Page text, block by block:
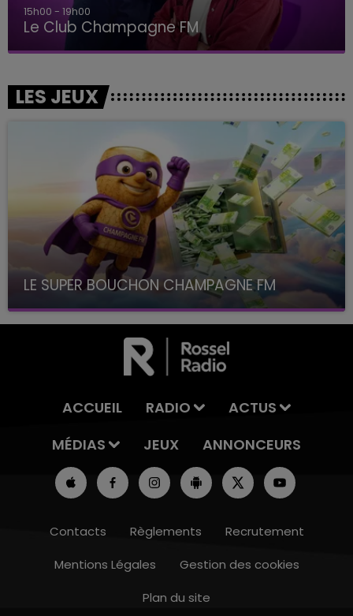
15h00 - 19h00
Le Club Champagne FM
LES JEUX
LE SUPER BOUCHON CHAMPAGNE FM
avec La Famille Champagne FM, à 8H10
ACCUEIL RADIO
ACTUS
MÉDIAS
JEUX ANNONCEURS
Contacts Règlements
Recrutement
Mentions Légales
Gestion des cookies
Plan du site